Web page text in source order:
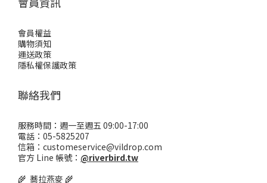
會員權益
購物須知
運送政策
隱私權保護政策
聯絡我們
服務時間：週一至週五 09:00-17:00
電話：05-5825207
信箱：customeservice@vildrop.com
官方 Line 帳號： @riverbird.tw
🌾 蕎拉燕麥 🌾